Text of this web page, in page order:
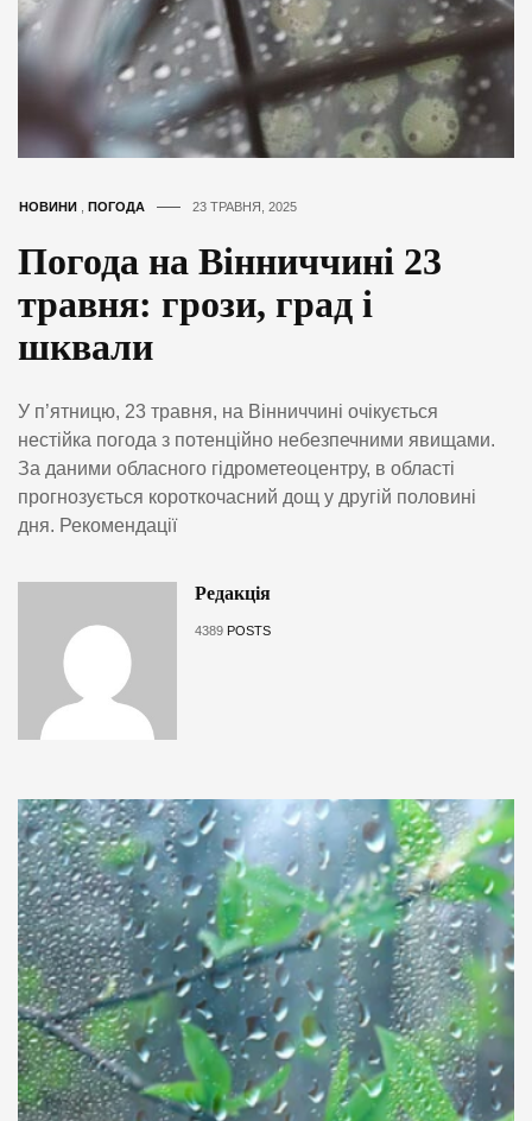
НОВИНИ ПОГОДА 23 ТРАВНЯ, 2025
Погода на Вінниччині 23
травня: грози, град і
шквали
У п’ятницю, 23 травня, на Вінниччині очікується
нестійка погода з потенційно небезпечними явищами.
За даними обласного гідрометеоцентру, в області
прогнозується короткочасний дощ у другій половині
дня. Рекомендації
Редакція
4389 POSTS